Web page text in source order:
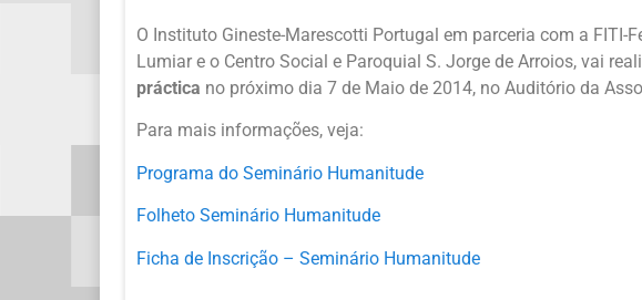
O Instituto Gineste-Marescotti Portugal em parceria com a FITI-
Lumiar e o Centro Social e Paroquial S. Jorge de Arroios, vai
práctica no próximo dia 7 de Maio de 2014, no Auditório da
Para mais informações, veja:
Programa do Seminário Humanitude
Folheto Seminário Humanitude
Ficha de Inscrição – Seminário Humanitude